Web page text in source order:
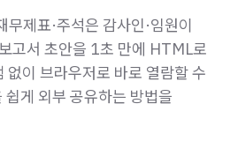
제표·주석은 감사인·임원이
고서 초안을 1초 만에 HTML로
없이 브라우저로 바로 열람할 수
게 외부 공유하는 방법을